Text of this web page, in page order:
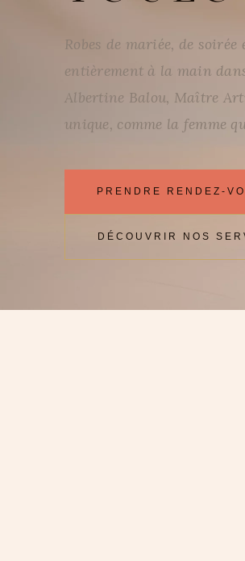
Robes de mariée, de
entièrement à la main
Albertine Balou, Maître
unique, comme la femme
PRENDRE RENDEZ-
DÉCOUVRIR NOS